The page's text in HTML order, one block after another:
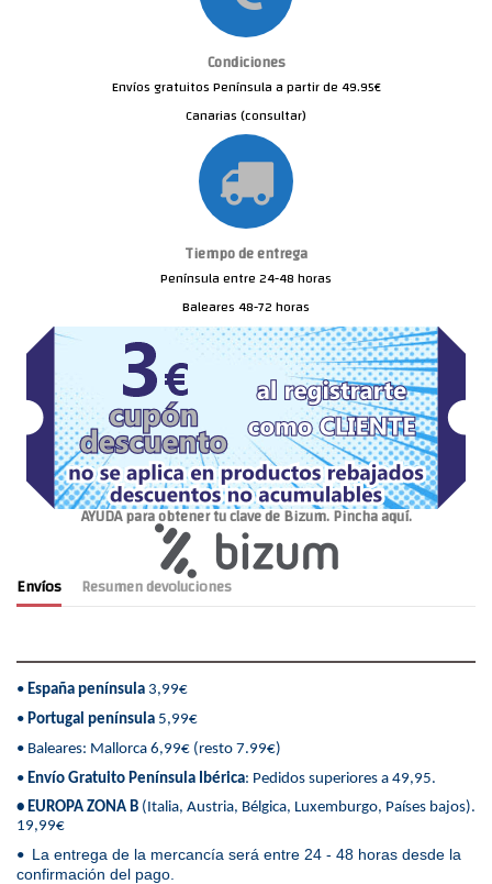
Condiciones
Envíos gratuitos Península a partir de 49.95€
Canarias (consultar)
Tiempo de entrega
Península entre 24-48 horas
Baleares 48-72 horas
AYUDA para obtener tu clave de Bizum. Pincha aquí.
Envíos Resumen devoluciones
• España península 3,99€
• Portugal península 5,99€
• Baleares: Mallorca 6,99€ (resto 7.99€)
• Envío Gratuito Península Ibérica: Pedidos superiores a 49,95.
• EUROPA ZONA B (Italia, Austria, Bélgica, Luxemburgo, Países bajos).
19,99€
• La entrega de la mercancía será entre 24 - 48 horas desde la
confirmación del pago.